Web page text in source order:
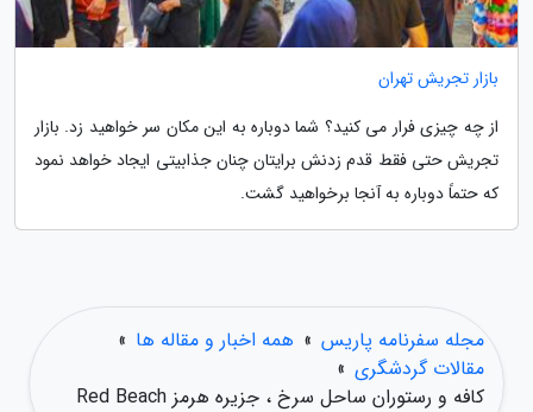
بازار تجریش تهران
از چه چیزی فرار می کنید؟ شما دوباره به این مکان سر خواهید زد. بازار
تجریش حتی فقط قدم زدنش برایتان چنان جذابیتی ایجاد خواهد نمود
که حتماً دوباره به آنجا برخواهید گشت.
مجله سفرنامه پاریس » همه اخبار و مقاله ها »
مقالات گردشگری »
کافه و رستوران ساحل سرخ ، جزیره هرمز Red Beach